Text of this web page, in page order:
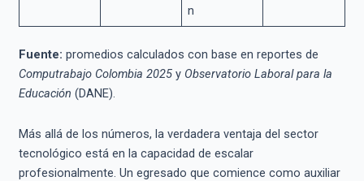
n
Fuente: promedios calculados con base en reportes de
Computrabajo Colombia 2025y Observatorio Laboral para la
Educación (DANE).
Más allá de los números, la verdadera ventaja del sector
tecnológico está en la capacidad de escalar
profesionalmente. Un egresado que comience como auxiliar